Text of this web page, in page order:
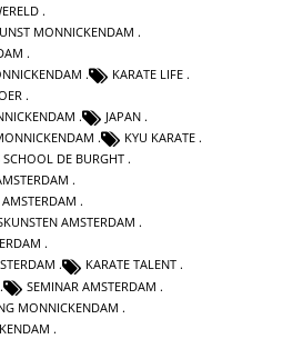
MONNICKENDAM
KARATE LIFE
JAPAN
KYU KARATE
SCHOOL DE BURGHT
AMSTERDAM
KARATE TALENT
SEMINAR AMSTERDAM
MONNICKENDAM